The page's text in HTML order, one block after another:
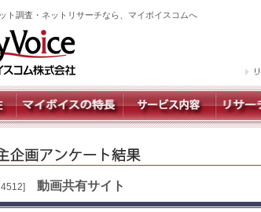
ト調査・ネットリサーチなら、マイボイスコムへ
動画共有サイト